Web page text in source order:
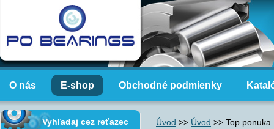
O nás E-shop Obchodné podmienky
Úvod >> Úvod >> Top ponuka
Vyhľadaj cez reťazec